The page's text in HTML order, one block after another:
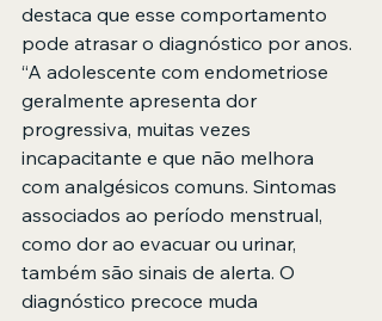
destaca que esse comportamento
pode atrasar o diagnóstico por anos.
“A adolescente com endometriose
geralmente apresenta dor
progressiva, muitas vezes
incapacitante e que não melhora
com analgésicos comuns. Sintomas
associados ao período menstrual,
como dor ao evacuar ou urinar,
também são sinais de alerta. O
diagnóstico precoce muda